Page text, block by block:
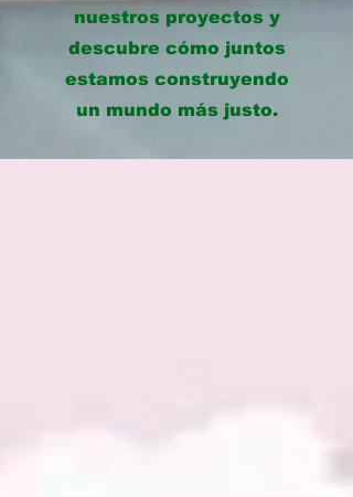
nuestros proyectos y
descubre cómo juntos
estamos construyendo
un mundo más justo.